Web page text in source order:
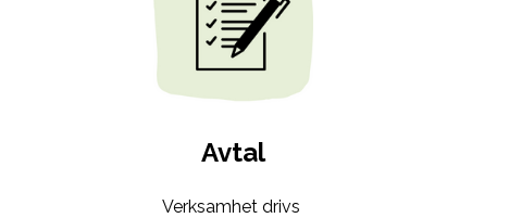
Avtal
Verksamhet drivs